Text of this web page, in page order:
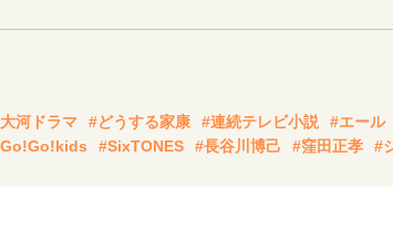
河ドラマ #どうする家康 #連続テレビ小説 #エール
#SixTONES #長谷川博己 #窪田正孝 #